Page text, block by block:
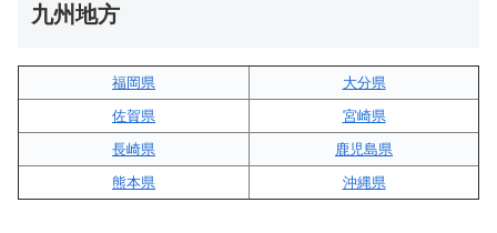
九州地方
福岡県
大分県
佐賀県
宮崎県
長崎県
鹿児島県
熊本県
沖縄県